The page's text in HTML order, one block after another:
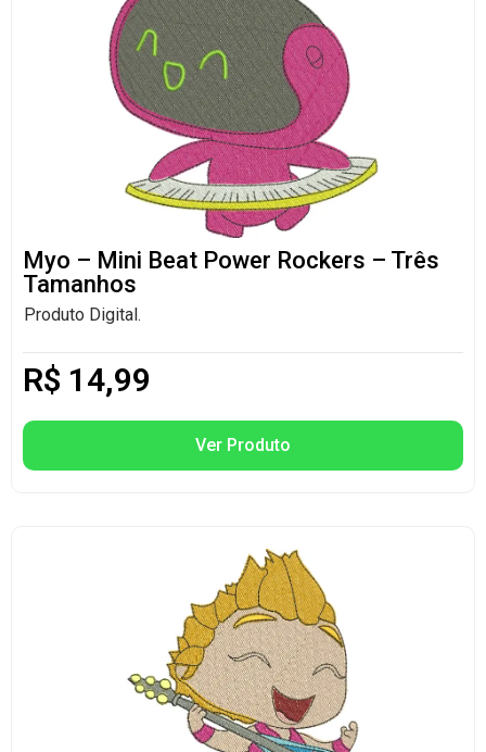
Myo – Mini Beat Power Rockers – Três
Tamanhos
Produto Digital.
R$ 14,99
Ver Produto